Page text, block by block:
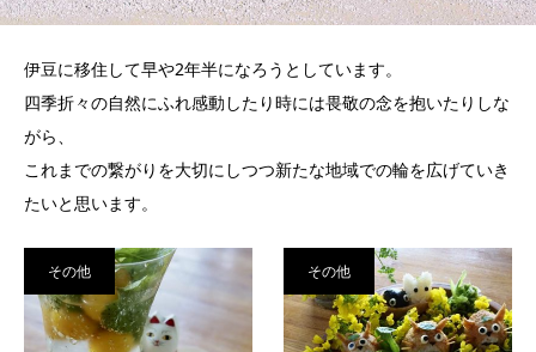
伊豆に移住して早や2年半になろうとしています。
四季折々の自然にふれ感動したり時には畏敬の念を抱いたりしな
がら、
これまでの繋がりを大切にしつつ新たな地域での輪を広げていき
たいと思います。
その他 その他